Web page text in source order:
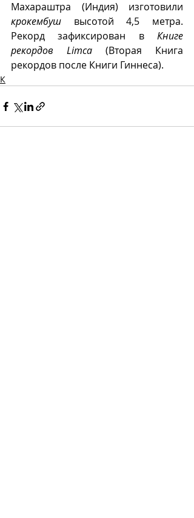
крокембуш высотой 4,5 метра.
Рекорд зафиксирован в Книге
рекордов Limca (Вторая Книга
рекордов после Книги Гиннеса).
К